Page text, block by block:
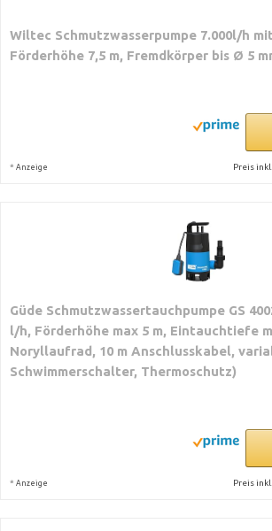
Wiltec Schmutzwasserpumpe 7.000l/h mit
Förderhöhe 7,5 m, Fremdkörper bis Ø 5
* Anzeige Preis
Güde Schmutzwassertauchpumpe GS
l/h, Förderhöhe max 5 m, Eintauchtiefe
Noryllaufrad, 10 m Anschlusskabel,
Schwimmerschalter, Thermoschutz)
* Anzeige Preis